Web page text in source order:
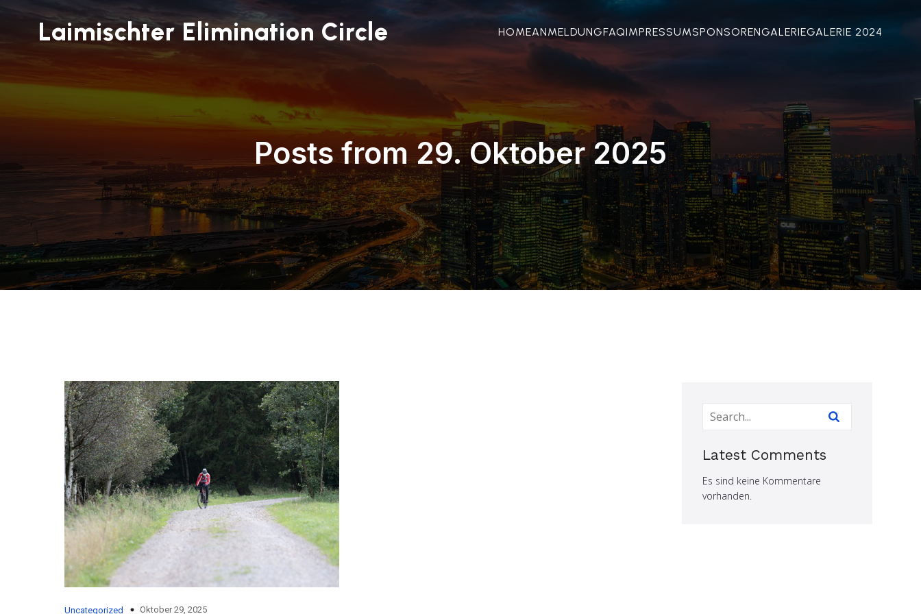
Laimischter Elimination Circle HOMEANMELDUNGFAQIMPRESSUMSPONSORENGALERIEGALERIE 2024
Posts from 29. Oktober 2025
Uncategorized Oktober 29, 2025
Latest Comments
Es sind keine Kommentare
vorhanden.